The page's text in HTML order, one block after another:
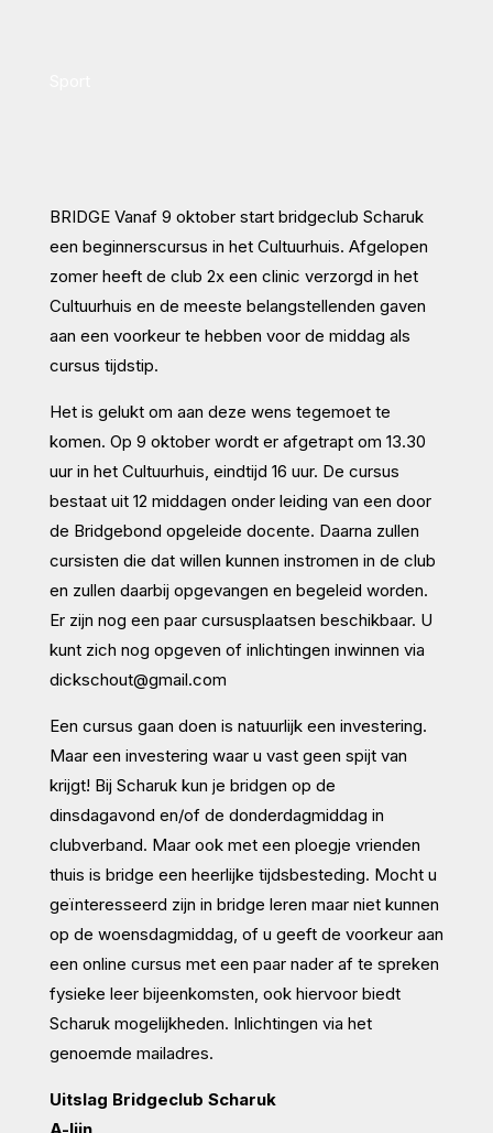
BRIDGE Vanaf 9 oktober start bridgeclub Scharuk
een beginnerscursus in het Cultuurhuis. Afgelopen
zomer heeft de club 2x een clinic verzorgd in het
Cultuurhuis en de meeste belangstellenden gaven
aan een voorkeur te hebben voor de middag als
cursus tijdstip.
Het is gelukt om aan deze wens tegemoet te
komen. Op 9 oktober wordt er afgetrapt om 13.30
uur in het Cultuurhuis, eindtijd 16 uur. De cursus
bestaat uit 12 middagen onder leiding van een door
de Bridgebond opgeleide docente. Daarna zullen
cursisten die dat willen kunnen instromen in de club
en zullen daarbij opgevangen en begeleid worden.
Er zijn nog een paar cursusplaatsen beschikbaar. U
kunt zich nog opgeven of inlichtingen inwinnen via
dickschout@gmail.com
Een cursus gaan doen is natuurlijk een investering.
Maar een investering waar u vast geen spijt van
krijgt! Bij Scharuk kun je bridgen op de
dinsdagavond en/of de donderdagmiddag in
clubverband. Maar ook met een ploegje vrienden
thuis is bridge een heerlijke tijdsbesteding. Mocht u
geïnteresseerd zijn in bridge leren maar niet kunnen
op de woensdagmiddag, of u geeft de voorkeur aan
een online cursus met een paar nader af te spreken
fysieke leer bijeenkomsten, ook hiervoor biedt
Scharuk mogelijkheden. Inlichtingen via het
genoemde mailadres.
Uitslag Bridgeclub Scharuk
A-lijn